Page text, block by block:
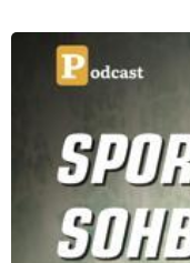
serimizde; tiyatroyu,
konuşuyoruz..